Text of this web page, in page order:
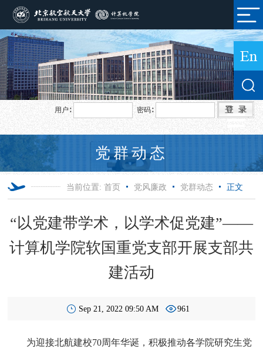
用户∶ 密码∶
党群动态
当前位置:首页 党风廉政 党群动态 正文
“以党建带学术，以学术促党建”——
计算机学院软国重党支部开展支部共
建活动
Sep 21, 2022 09:50 AM 961
为迎接北航建校70周年华诞，积极推动各学院研究生党